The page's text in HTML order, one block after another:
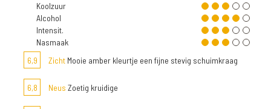
Koolzuur
Alcohol
Intensit.
Nasmaak
6,9
Zicht Mooie amber kleurtje een fijne stevig schuimkraag
6,8 Neus Zoetig kruidige